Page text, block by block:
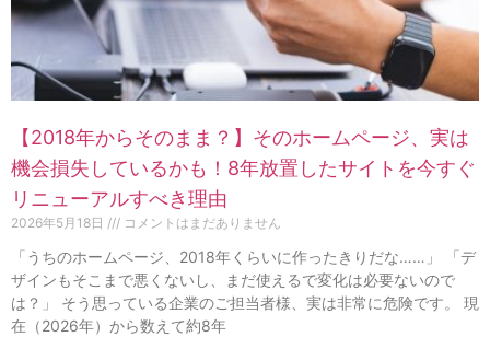
【2018年からそのまま？】そのホームページ、実は
機会損失しているかも！8年放置したサイトを今すぐ
リニューアルすべき理由
2026年5月18日 コメントはまだありません
「うちのホームページ、2018年くらいに作ったきりだな……」 「デ
ザインもそこまで悪くないし、まだ使えるで変化は必要ないので
は？」 そう思っている企業のご担当者様、実は非常に危険です。 現
在（2026年）から数えて約8年